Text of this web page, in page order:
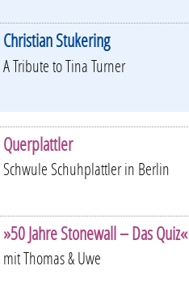
Christian Stukering
A Tribute to Tina Turner
Querplattler
Schwule Schuhplattler in Berlin
»50 Jahre Stonewall – Das Quiz«
mit Thomas & Uwe